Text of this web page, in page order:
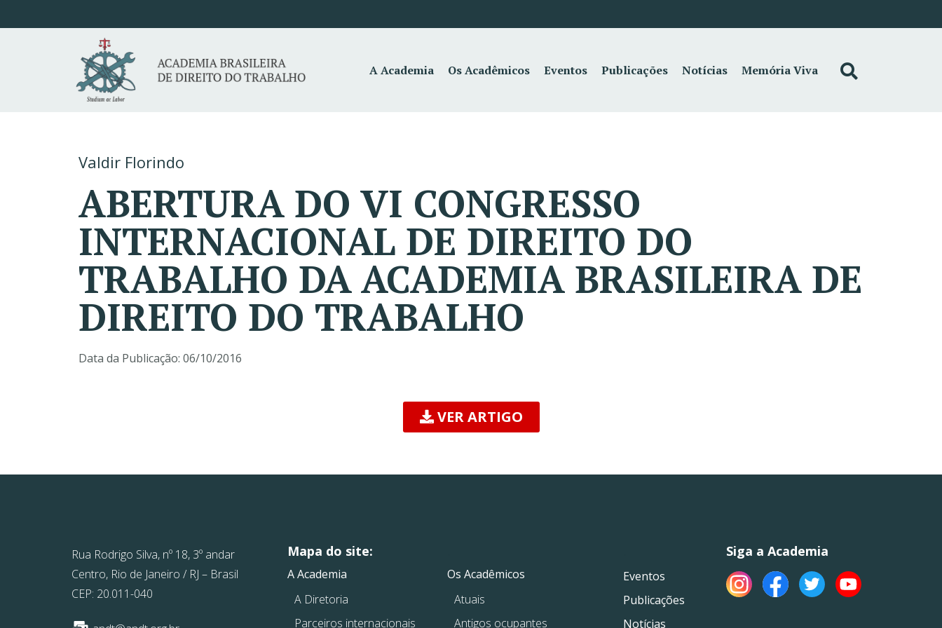
A Academia Os Acadêmicos Eventos Publicações Notícias Memória Viva
Valdir Florindo
ABERTURA DO VI CONGRESSO
INTERNACIONAL DE DIREITO DO
TRABALHO DA ACADEMIA BRASILEIRA DE
DIREITO DO TRABALHO
Data da Publicação: 06/10/2016
VER ARTIGO
Rua Rodrigo Silva, nº 18, 3º andar
Centro, Rio de Janeiro / RJ – Brasil
CEP: 20.011-040
Mapa do site:
A Academia
A Diretoria
Parceiros internacionais
Os Acadêmicos
Atuais
Antigos ocupantes
Eventos
Publicações
Notícias
Siga a Academia